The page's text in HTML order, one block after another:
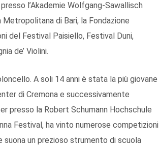
l’Akademie Wolfgang-Sawallisch
di Bari, la Fondazione
del Festival Paisiello, Festival Duni,
de’ Violini.
A soli 14 anni è stata la più giovane
di Cremona e successivamente
presso la Robert Schumann Hochschule
Festival, ha vinto numerose competizioni
suona un prezioso strumento di scuola